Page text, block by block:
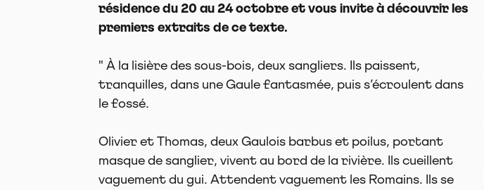
résidence du 20 au 24 octobre et vous invite à découvrir les
premiers extraits de ce texte.
" À la lisière des sous-bois, deux sangliers. Ils paissent,
tranquilles, dans une Gaule fantasmée, puis s’écroulent dans
le fossé.
Olivier et Thomas, deux Gaulois barbus et poilus, portant
masque de sanglier, vivent au bord de la rivière. Ils cueillent
vaguement du gui. Attendent vaguement les Romains. Ils se